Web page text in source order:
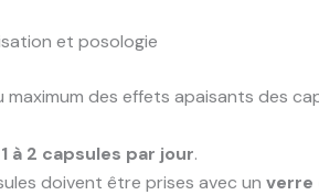
et posologie
maximum des effets apaisants des
1 à 2 capsules par jour.
doivent être prises avec un verre